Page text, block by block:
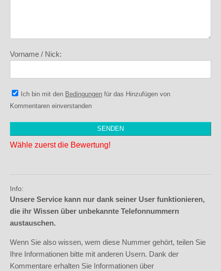
Vorname / Nick:
Ich bin mit den Bedingungen für das Hinzufügen von
Kommentaren einverstanden
Wähle zuerst die Bewertung!
Info:
Unsere Service kann nur dank seiner User funktionieren,
die ihr Wissen über unbekannte Telefonnummern
austauschen.
Wenn Sie also wissen, wem diese Nummer gehört, teilen Sie
Ihre Informationen bitte mit anderen Usern. Dank der
Kommentare erhalten Sie Informationen über